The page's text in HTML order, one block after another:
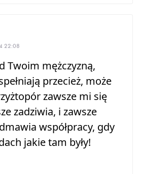
22:08
Twoim mężczyzną,
przecież, może
zawsze mi się
zadziwia, i zawsze
współpracy, gdy
jakie tam były!